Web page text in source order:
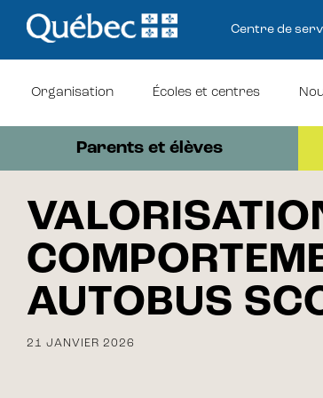
Centre de
Organisation Écoles et centres
Parents et élèves
AUTOBUS
21 JANVIER 2026